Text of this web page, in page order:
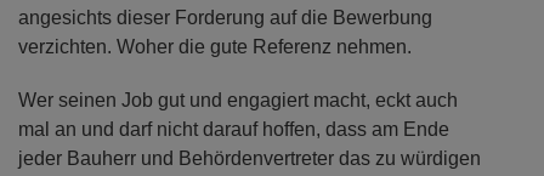
angesichts dieser Forderung auf die Bewerbung
verzichten. Woher die gute Referenz nehmen.
Wer seinen Job gut und engagiert macht, eckt auch
mal an und darf nicht darauf hoffen, dass am Ende
jeder Bauherr und Behördenvertreter das zu würdigen